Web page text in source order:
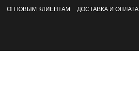
ОПТОВЫМ КЛИЕНТАМ ДОСТАВКА И ОПЛАТА